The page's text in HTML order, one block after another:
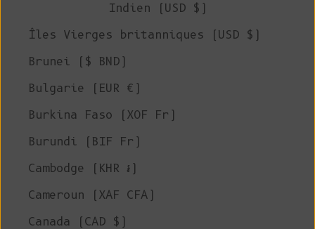
Indien (USD $)
Îles Vierges britanniques (USD $)
Brunei ($ BND)
Bulgarie (EUR €)
Burkina Faso (XOF Fr)
Burundi (BIF Fr)
Cambodge (KHR ៛)
Cameroun (XAF CFA)
Canada (CAD $)